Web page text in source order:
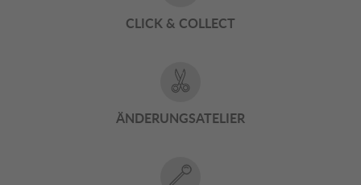
CLICK & COLLECT
ÄNDERUNGSATELIER